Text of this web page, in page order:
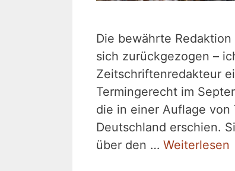
Die bewährte Redaktion
sich zurückgezogen –
Zeitschriftenredakteur
Termingerecht im
die in einer Auflage
Deutschland erschien.
über den … Weiterlesen